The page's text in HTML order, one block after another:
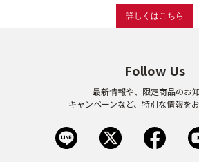
プロダクトラインから探す
VC100ライン
エンリッチメディカリフトライン
モイスチャーライン
詳しくはこちら
Follow Us
最新情報や、限定商品のお
キャンペーンなど、特別な情報を